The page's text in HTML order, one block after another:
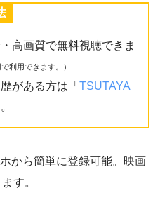
高画質で無料視聴できま
利用できます。）
がある方は「 TSUTAYA
から簡単に登録可能。映画
す。